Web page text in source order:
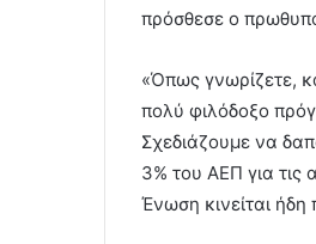
πρόσθεσε ο
«Όπως γνωρίζετε,
πολύ φιλόδοξο
Σχεδιάζουμε να
3% του ΑΕΠ για τις
Ένωση κινείται